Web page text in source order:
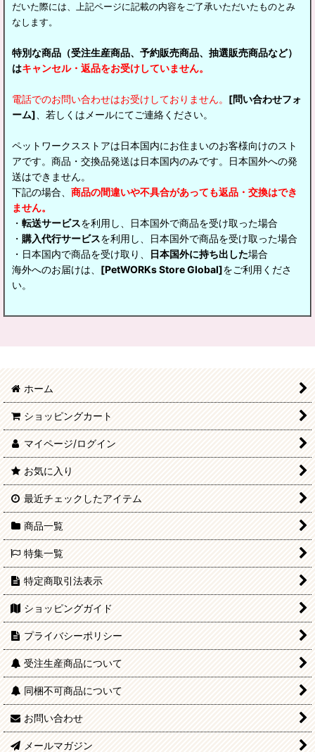
だいた際には、上記ページに記載の内容をご了承いただいたものとみ
なします。
特別な商品（受注生産商品、予約販売商品、抽選販売商品など）
はキャンセル・返品をお受けしていません。
電話でのお問い合わせはお受けしておりません。 [問い合わせフォ
ーム] 、若しくはメールにてご連絡ください。
ペットワークスストアは日本国内にお住まいのお客様向けのスト
アです。商品・交換品発送は日本国内のみです。日本国外への発
送はできません。
下記の場合、 商品の間違いや不具合があっても返品・交換はでき
ません。
・ 転送サービスを利用し、日本国外で商品を受け取った場合
・ 購入代行サービスを利用し、日本国外で商品を受け取った場合
・日本国内で商品を受け取り、
日本国外に持ち出した場合
海外へのお届けは、 [PetWORKs Store Global]をご利用くださ
い。
ホーム
ショッピングカート
マイページ/ログイン
お気に入り
最近チェックしたアイテム
商品一覧
特集一覧
特定商取引法表示
ショッピングガイド
プライバシーポリシー
受注生産商品について
同梱不可商品について
お問い合わせ
メールマガジン